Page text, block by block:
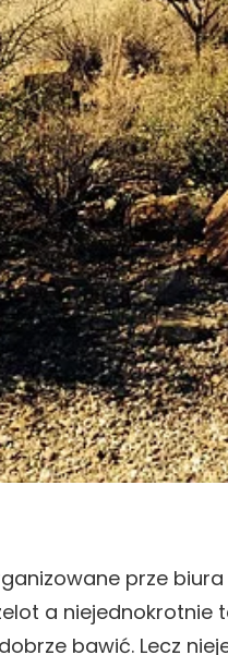
prze
a niejednokrotnie
bawić. Lecz